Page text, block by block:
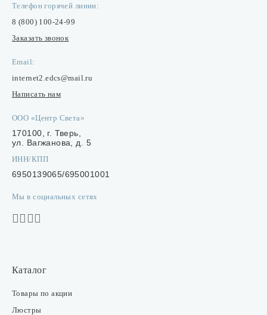
Телефон горячей линии:
8 (800) 100-24-99
Заказать звонок
Email:
internet2.edcs@mail.ru
Написать нам
ООО «Центр Света»
170100, г. Тверь,
ул. Вагжанова, д. 5
ИНН/КПП
6950139065/695001001
Мы в социальных сетях
Каталог
Товары по акции
Люстры